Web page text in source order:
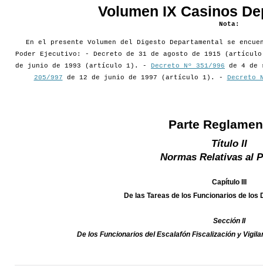
Volumen IX Casinos
Nota:
En el presente Volumen del Digesto Departamental se
Poder Ejecutivo: - Decreto de 31 de agosto de 1915
de junio de 1993 (artículo 1). -
Decreto Nº 351/996 de 4 de
205/997 de 12 de junio de 1997 (artículo 1). - Decreto
Parte
Título II
Normas Relativas al
Capítulo III
De las Tareas de los Funcionarios de
Sección II
De los Funcionarios del Escalafón Fiscalización y